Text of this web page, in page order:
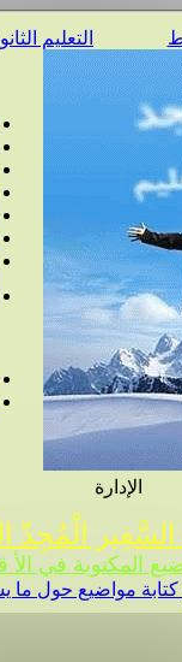
التعليم
الإدارة
الْمُجِدّ
المكتوبة في الأ
كتابة مواضيع حول ما